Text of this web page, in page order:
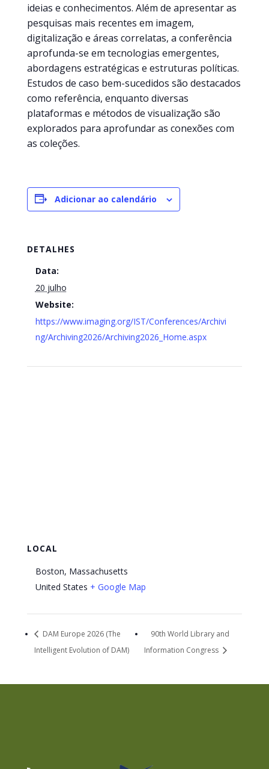
ideias e conhecimentos. Além de apresentar as
pesquisas mais recentes em imagem,
digitalização e áreas correlatas, a conferência
aprofunda-se em tecnologias emergentes,
abordagens estratégicas e estruturas políticas.
Estudos de caso bem-sucedidos são destacados
como referência, enquanto diversas
plataformas e métodos de visualização são
explorados para aprofundar as conexões com
as coleções.
Adicionar ao calendário
DETALHES
Data:
20 julho
Website:
https://www.imaging.org/IST/Conferences/Archivi
ng/Archiving2026/Archiving2026_Home.aspx
LOCAL
Boston, Massachusetts
United States + Google Map
DAM Europe 2026 (The
Intelligent Evolution of DAM)
90th World Library and
Information Congress